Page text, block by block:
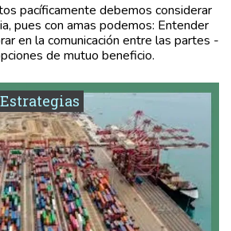
pacíficamente debemos considerar
pues con amas podemos: Entender
en la comunicación entre las partes -
de mutuo beneficio.